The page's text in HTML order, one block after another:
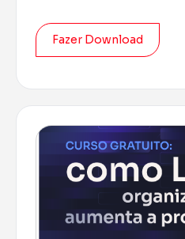
Fazer Download